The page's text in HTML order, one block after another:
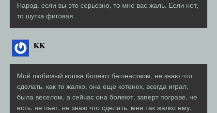
Народ, если вы это серьезно, то мне вас жаль. Если нет,
то шутка фиговая.
KK
Мой любимый кошка болеют бешенством, не знаю что
сделать, как то жалко, она еще котенек, всегда играл,
была веселом, а сейчас она болеют, заперт пограве, не
есть, не пьет, не знаю что сделать, мне так жалко ему,